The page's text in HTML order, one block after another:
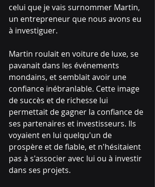
celui que je vais surnommer Martin,
un entrepreneur que nous avons eu
à investiguer.
Martin roulait en voiture de luxe, se
pavanait dans les événements
mondains, et semblait avoir une
confiance inébranlable. Cette image
de succès et de richesse lui
permettait de gagner la confiance de
ses partenaires et investisseurs. Ils
voyaient en lui quelqu'un de
prospère et de fiable, et n'hésitaient
pas à s'associer avec lui ou à investir
dans ses projets.